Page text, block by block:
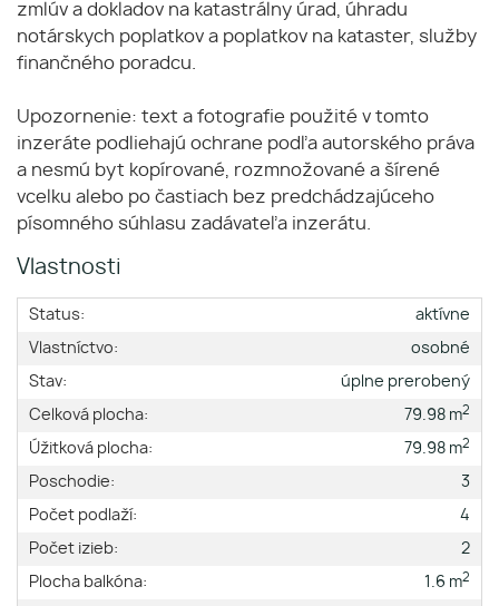
zmlúv a dokladov na katastrálny úrad, úhradu
notárskych poplatkov a poplatkov na kataster, služby
finančného poradcu.
Upozornenie: text a fotografie použité v tomto
inzeráte podliehajú ochrane podľa autorského práva
a nesmú byt kopírované, rozmnožované a šírené
vcelku alebo po častiach bez predchádzajúceho
písomného súhlasu zadávateľa inzerátu.
Vlastnosti
Status:
aktívne
Vlastníctvo:
osobné
Stav:
úplne prerobený
Celková plocha:
79.98 m2
Úžitková plocha: 79.98 m2
Poschodie:
3
Počet podlaží:
4
Počet izieb:
2
Plocha balkóna:
1.6 m2